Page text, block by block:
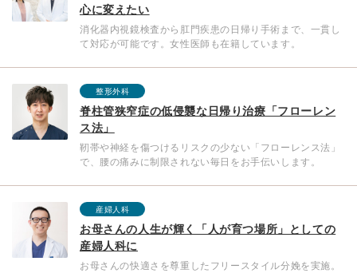
心に変えたい
消化器内視鏡検査から肛門疾患の日帰り手術まで、一貫し
て対応が可能です。女性医師も在籍しています。
整形外科
脊柱管狭窄症の低侵襲な日帰り治療「フローレン
ス法」
靭帯や神経を傷つけるリスクの少ない「フローレンス法」
で、腰の痛みに制限されない毎日をお手伝いします。
産婦人科
お母さんの人生が輝く「人が育つ場所」としての
産婦人科に
お母さんの快適さを尊重したフリースタイル分娩を実施。